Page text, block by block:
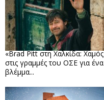
«Brad Pitt στη Χαλκίδα: Χαμός
στις γραμμές του ΟΣΕ για ένα
βλέμμα...